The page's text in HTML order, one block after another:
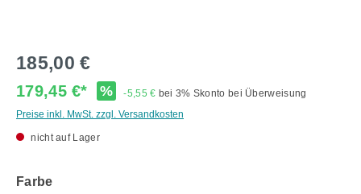
185,00 €
179,45 €* % -5,55 € bei 3% Skonto bei Überweisung
Preise inkl. MwSt. zzgl. Versandkosten
nicht auf Lager
Farbeauswählen